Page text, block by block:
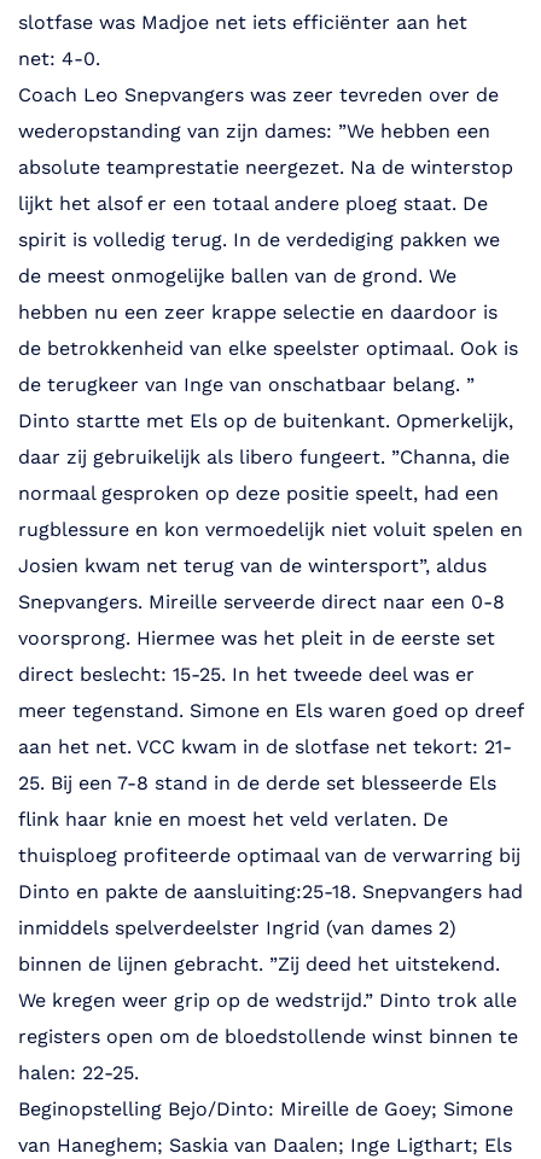
slotfase was Madjoe net iets efficiënter aan het
net: 4-0.
Coach Leo Snepvangers was zeer tevreden over de
wederopstanding van zijn dames: ”We hebben een
absolute teamprestatie neergezet. Na de winterstop
lijkt het alsof er een totaal andere ploeg staat. De
spirit is volledig terug. In de verdediging pakken we
de meest onmogelijke ballen van de grond. We
hebben nu een zeer krappe selectie en daardoor is
de betrokkenheid van elke speelster optimaal. Ook is
de terugkeer van Inge van onschatbaar belang. ”
Dinto startte met Els op de buitenkant. Opmerkelijk,
daar zij gebruikelijk als libero fungeert. ”Channa, die
normaal gesproken op deze positie speelt, had een
rugblessure en kon vermoedelijk niet voluit spelen en
Josien kwam net terug van de wintersport”, aldus
Snepvangers. Mireille serveerde direct naar een 0-8
voorsprong. Hiermee was het pleit in de eerste set
direct beslecht: 15-25. In het tweede deel was er
meer tegenstand. Simone en Els waren goed op dreef
aan het net. VCC kwam in de slotfase net tekort: 21-
25. Bij een 7-8 stand in de derde set blesseerde Els
flink haar knie en moest het veld verlaten. De
thuisploeg profiteerde optimaal van de verwarring bij
Dinto en pakte de aansluiting:25-18. Snepvangers had
inmiddels spelverdeelster Ingrid (van dames 2)
binnen de lijnen gebracht. ”Zij deed het uitstekend.
We kregen weer grip op de wedstrijd.” Dinto trok alle
registers open om de bloedstollende winst binnen te
halen: 22-25.
Beginopstelling Bejo/Dinto: Mireille de Goey; Simone
van Haneghem; Saskia van Daalen; Inge Ligthart; Els